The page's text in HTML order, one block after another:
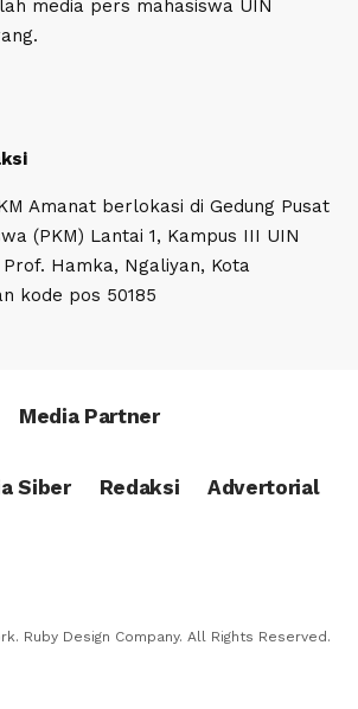
media pers mahasiswa UIN
Amanat berlokasi di Gedung Pusat
(PKM) Lantai 1, Kampus III UIN
Hamka, Ngaliyan, Kota
kode pos 50185
Media Partner
Siber Redaksi Advertorial
Ruby Design Company. All Rights Reserved.